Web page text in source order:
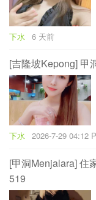
下水 6 天前
[吉隆坡Kepong] 甲
下水 2026-7-29 04:12
[甲洞Menjalara] 住
519